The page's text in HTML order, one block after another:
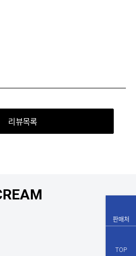
리뷰목록
판매처
TOP